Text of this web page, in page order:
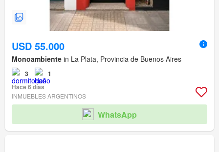
USD 55.000
Monoambiente in La Plata, Provincia de Buenos Aires
3
1
Hace 6 días
INMUEBLES ARGENTINOS
WhatsApp